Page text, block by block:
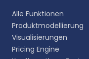
Alle Funktionen
Produktmodellierung
Visualisierungen
Pricing Engine